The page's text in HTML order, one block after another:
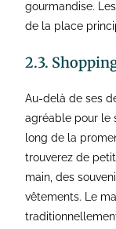
gourmandise.
de la place
2.3.
Au-delà de ses
agréable pour le
long de la
trouverez de
main, des
vêtements. Le